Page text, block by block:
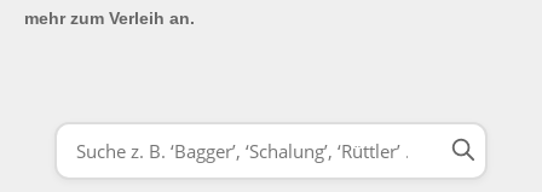
mehr zum Verleih an.